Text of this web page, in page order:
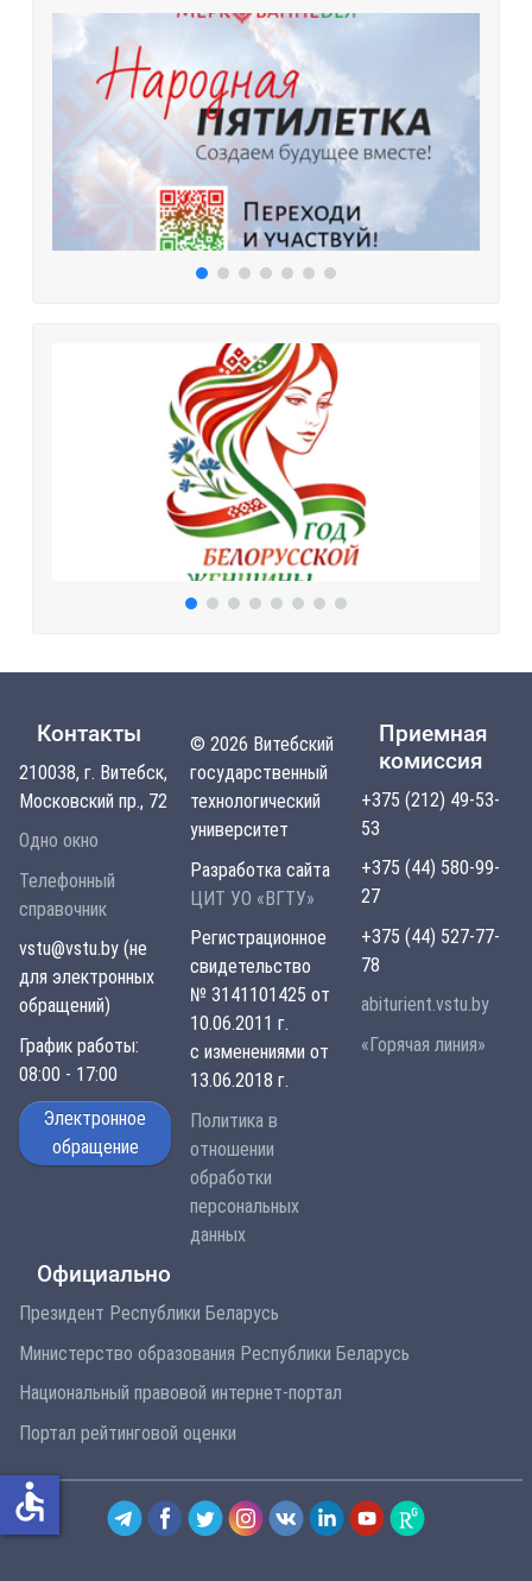
Контакты
210038, г. Витебск,
Московский пр., 72
Одно окно
Телефонный
справочник
vstu@vstu.by (не
для электронных
обращений)
График работы:
08:00 - 17:00
Электронное
обращение
© 2026 Витебский
государственный
технологический
университет
Разработка сайта
ЦИТ УО «ВГТУ»
Регистрационное
свидетельство
№ 3141101425 от
10.06.2011 г.
с изменениями от
13.06.2018 г.
Политика в
отношении
обработки
персональных
данных
Приемная
комиссия
+375 (212) 49-53-
53
+375 (44) 580-99-
27
+375 (44) 527-77-
78
abiturient.vstu.by
«Горячая линия»
Официально
Президент Республики Беларусь
Министерство образования Республики Беларусь
Национальный правовой интернет-портал
Портал рейтинговой оценки
accessible